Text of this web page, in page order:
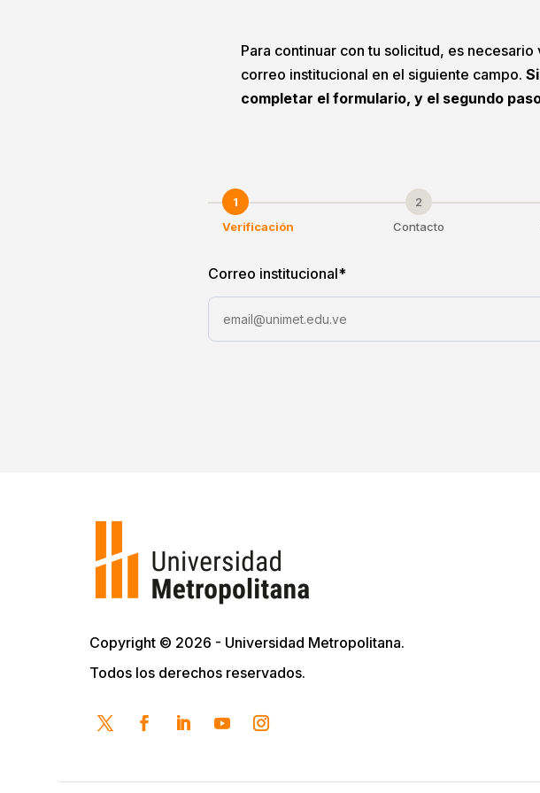
Para continuar con tu solicitud, es
correo institucional en el siguiente campo.
completar el formulario, y el segundo
1
Verificación
2
Contacto
Correo institucional*
Copyright © 2026 - Universidad Metropolitana.
Todos los derechos reservados.